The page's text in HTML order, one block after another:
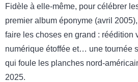
Fidèle à elle-même, pour célébrer
premier album éponyme (avril 2005),
faire les choses en grand : réédition
numérique étoffée et… une tournée
qui foule les planches nord-
2025.